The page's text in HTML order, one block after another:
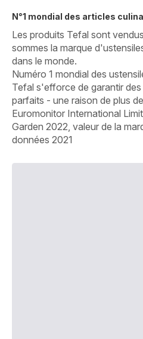
N°1 mondial des articles
Les produits Tefal sont
sommes la marque
dans le monde.
Numéro 1 mondial des
Tefal s'efforce de garantir
parfaits - une raison de plus
Euromonitor International
Garden 2022, valeur de la
données 2021